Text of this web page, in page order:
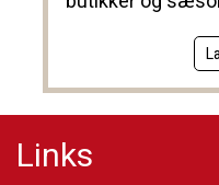
Links